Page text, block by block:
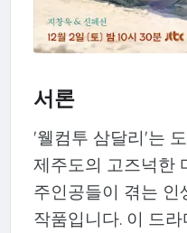
서론
'웰컴투 삼달리'는
제주도의 고즈넉한
주인공들이 겪는 인
작품입니다. 이 드